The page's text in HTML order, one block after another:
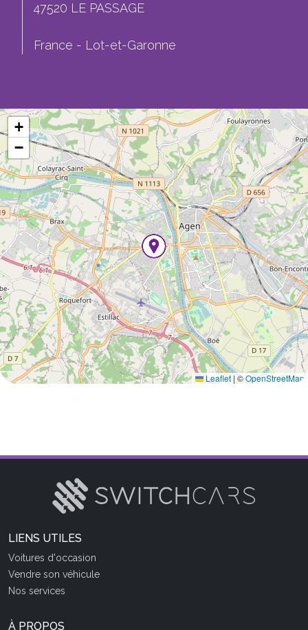
47520 LE PASSAGE
France - Lot-et-Garonne
+
−
Leaflet|©OpenStreetMap
LIENS UTILES
Voitures d'occasion
Vendre son véhicule
Nos services
À PROPOS